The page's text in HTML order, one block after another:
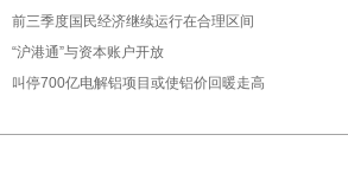
前三季度国民经济继续运行在合理区间
“沪港通”与资本账户开放
叫停700亿电解铝项目或使铝价回暖走高